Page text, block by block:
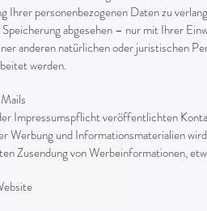
Ihrer personenbezogenen Daten zu
abgesehen – nur mit Ihrer
anderen natürlichen oder juristischen
werden.
Impressumspflicht veröffentlichten
Werbung und Informationsmaterialien
Zusendung von Werbeinformationen,